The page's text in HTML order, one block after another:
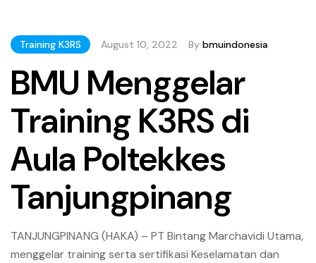
Training K3RS August 10, 2022 By bmuindonesia
BMU Menggelar
Training K3RS di
Aula Poltekkes
Tanjungpinang
TANJUNGPINANG (HAKA) – PT Bintang Marchavidi Utama,
menggelar training serta sertifikasi Keselamatan dan